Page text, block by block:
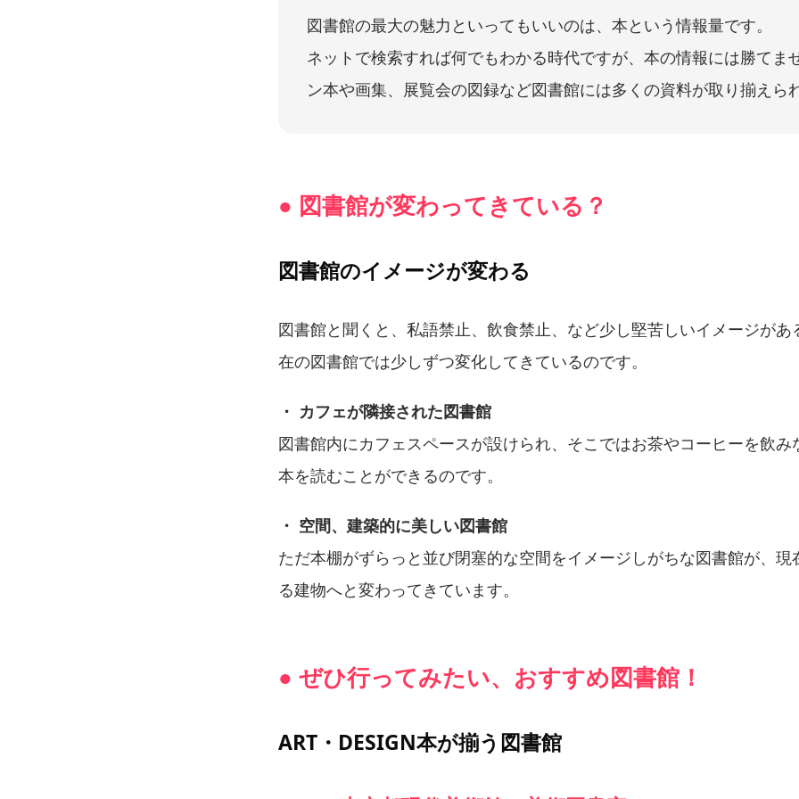
図書館の最大の魅力といってもいいのは、本という情報量です。
ネットで検索すれば何でもわかる時代ですが、本の情報には勝てま
ン本や画集、展覧会の図録など図書館には多くの資料が取り揃えら
● 図書館が変わってきている？
図書館のイメージが変わる
図書館と聞くと、私語禁止、飲食禁止、など少し堅苦しいイメージがあ
在の図書館では少しずつ変化してきているのです。
・ カフェが隣接された図書館
図書館内にカフェスペースが設けられ、そこではお茶やコーヒーを飲み
本を読むことができるのです。
・ 空間、建築的に美しい図書館
ただ本棚がずらっと並び閉塞的な空間をイメージしがちな図書館が、現
る建物へと変わってきています。
● ぜひ行ってみたい、おすすめ図書館！
ART・DESIGN本が揃う図書館